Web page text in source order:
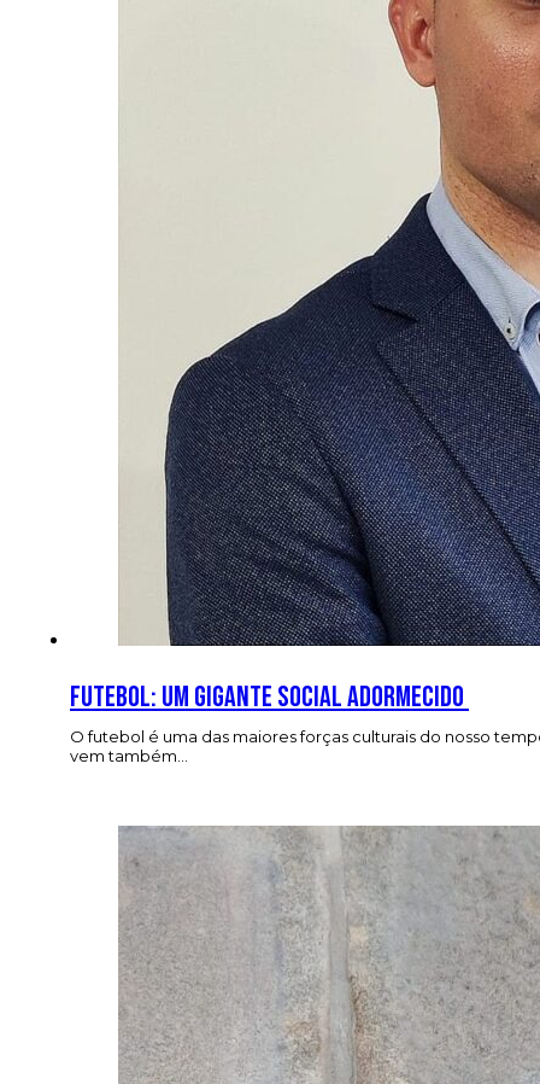
Futebol: Um gigante social adormecido
O futebol é uma das maiores forças culturais do nosso
vem também…